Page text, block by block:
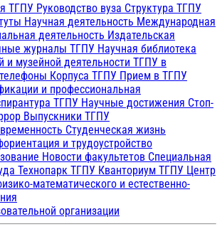
ТГПУ Руководство вуза Структура ТГПУ
Научная деятельность Международная
деятельность Издательская
журналы ТГПУ Научная библиотека
и музейной деятельности ТГПУ в
Корпуса ТГПУ Прием в ТГПУ
и профессиональная
ТГПУ Научные достижения Стоп-
Выпускники ТГПУ
Студенческая жизнь
и трудоустройство
Новости факультетов Специальная
Технопарк ТГПУ Кванториум ТГПУ Центр
математического и естественно-
организации